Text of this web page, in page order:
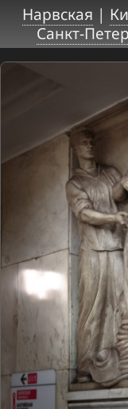
Нарвская |
Санкт-